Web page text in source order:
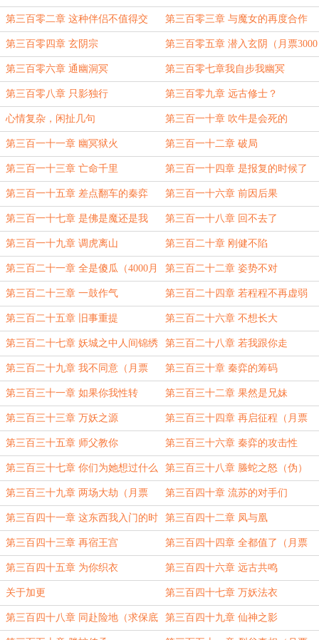
2500加更）
第三百零二章 这种伴侣不值得交 第三百零三章 与魔女的再度合作
第三百零四章 玄阴宗 第三百零五章 潜入玄阴（月票3000
加更）
第三百零六章 通幽洞冥 第三百零七章我自步我幽冥
第三百零八章 只影独行 第三百零九章 远古修士？
心情复杂，闲扯几句 第三百一十章 吹牛是会死的
第三百一十一章 幽冥狱火 第三百一十二章 破局
第三百一十三章 亡命千里 第三百一十四章 是报复的时候了
（月票3500加更）
第三百一十五章 差点翻车的秦弈 第三百一十六章 前因后果
第三百一十七章 是佛是魔还是我 第三百一十八章 回不去了
第三百一十九章 调虎离山 第三百二十章 刚健不陷
第三百二十一章 全是傻瓜（4000月
票加更）
第三百二十二章 姿势不对
第三百二十三章 一鼓作气 第三百二十四章 若程程不再虚弱
（月票4500加更）
第三百二十五章 旧事重提 第三百二十六章 不想长大
第三百二十七章 妖城之中人间锦绣 第三百二十八章 若我跟你走
第三百二十九章 我不同意（月票
5000加更）
第三百三十章 秦弈的筹码
第三百三十一章 如果你我性转 第三百三十二章 果然是兄妹
第三百三十三章 万妖之源 第三百三十四章 再启征程（月票
5500加更）
第三百三十五章 师父教你 第三百三十六章 秦弈的攻击性
第三百三十七章 你们为她想过什么 第三百三十八章 螣蛇之怒（伪）
第三百三十九章 两场大劫（月票
6000加更）
第三百四十章 流苏的对手们
第三百四十一章 这东西我入门的时
候就会了
第三百四十二章 凤与凰
第三百四十三章 再宿王宫 第三百四十四章 全都值了（月票
6500加更）
第三百四十五章 为你织衣 第三百四十六章 远古共鸣
关于加更 第三百四十七章 万妖法衣
第三百四十八章 同赴险地（求保底 第三百四十九章 仙神之影